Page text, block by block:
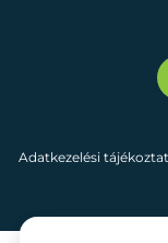
Adatkezelési